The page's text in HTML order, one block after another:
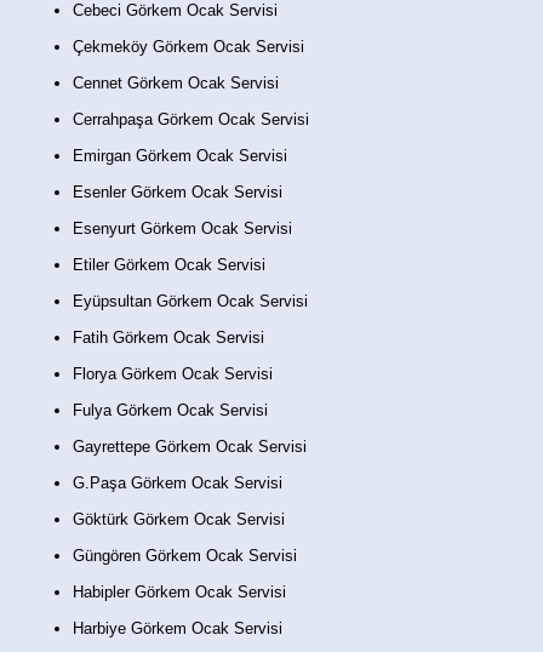
Cebeci Görkem Ocak Servisi
Çekmeköy Görkem Ocak Servisi
Cennet Görkem Ocak Servisi
Cerrahpaşa Görkem Ocak Servisi
Emirgan Görkem Ocak Servisi
Esenler Görkem Ocak Servisi
Esenyurt Görkem Ocak Servisi
Etiler Görkem Ocak Servisi
Eyüpsultan Görkem Ocak Servisi
Fatih Görkem Ocak Servisi
Florya Görkem Ocak Servisi
Fulya Görkem Ocak Servisi
Gayrettepe Görkem Ocak Servisi
G.Paşa Görkem Ocak Servisi
Göktürk Görkem Ocak Servisi
Güngören Görkem Ocak Servisi
Habipler Görkem Ocak Servisi
Harbiye Görkem Ocak Servisi